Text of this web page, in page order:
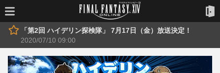
「第2回 ハイデリン探検隊」 7月17日（金）放送決定！
2020/07/10 09:00